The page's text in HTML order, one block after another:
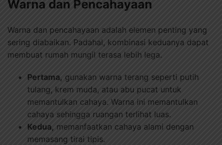
Warna dan Pencahayaan
Warna dan pencahayaan adalah elemen penting yang
sering diabaikan. Padahal, kombinasi keduanya dapat
membuat rumah mungil terasa lebih lega.
Pertama, gunakan warna terang seperti putih
tulang, krem muda, atau abu pucat untuk
memantulkan cahaya. Warna ini memantulkan
cahaya sehingga ruangan terlihat luas.
Kedua, memanfaatkan cahaya alami dengan
memasang tirai tipis.